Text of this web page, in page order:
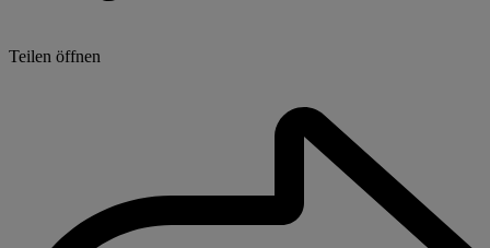
Teilen öffnen